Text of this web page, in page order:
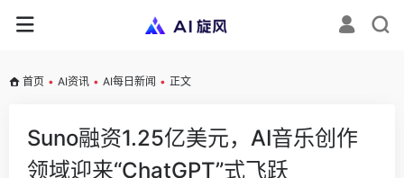
首页 • AI资讯 • AI每日新闻 • 正文
Suno融资1.25亿美元，AI音乐创作
领域迎来“ChatGPT”式飞跃